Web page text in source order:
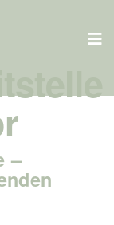
–